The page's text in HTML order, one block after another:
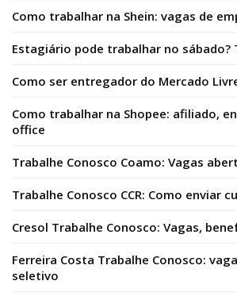
Como trabalhar na Shein: vagas de
Estagiário pode trabalhar no sábado?
Como ser entregador do Mercado
Como trabalhar na Shopee: afiliado,
office
Trabalhe Conosco Coamo: Vagas
Trabalhe Conosco CCR: Como enviar
Cresol Trabalhe Conosco: Vagas,
Ferreira Costa Trabalhe Conosco:
seletivo